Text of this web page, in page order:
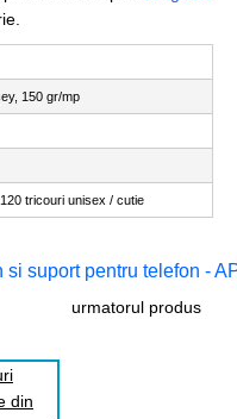
150 gr/mp
tricouri unisex / cutie
suport pentru telefon -
urmatorul produs